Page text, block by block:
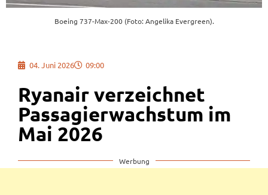
Boeing 737-Max-200 (Foto: Angelika Evergreen).
04. Juni 2026 09:00
Ryanair verzeichnet
Passagierwachstum im
Mai 2026
Werbung